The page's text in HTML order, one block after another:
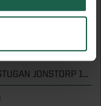
VIBOSTUGAN JONSTORP 10 M²